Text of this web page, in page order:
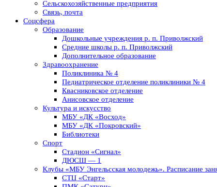
Сельскохозяйственные предприятия
Связь, почта
Соцсфера
Образование
Дошкольные учреждения р. п. Приволжский
Средние школы р. п. Приволжский
Дополнительное образование
Здравоохранение
Поликлиника № 4
Педиатрическое отделение поликлиники № 4
Квасниковское отделение
Анисовское отделение
Культура и искусство
МБУ «ДК «Восход»
МБУ «ДК «Покровский»
Библиотеки
Спорт
Стадион «Сигнал»
ДЮСШ — 1
Клубы «МБУ Энгельсская молодежь». Расписание
СТЦ «Старт»